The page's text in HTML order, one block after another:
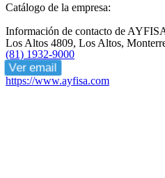
Catálogo de la empresa:
Información de contacto de
Los Altos 4809, Los Altos,
(81) 1932-9000
Ver email
https://www.ayfisa.com